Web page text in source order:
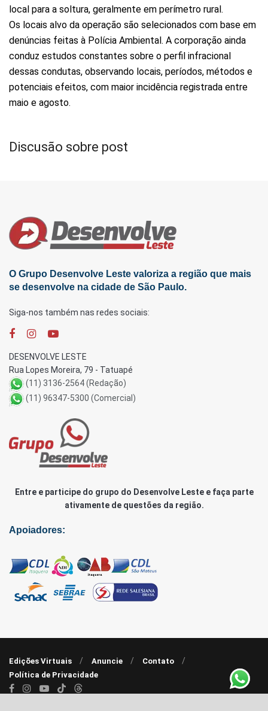
local para a soltura, geralmente em perímetro rural.
Os locais alvo da operação são selecionados com base em
denúncias feitas à Polícia Ambiental. A corporação ainda
conduz estudos constantes sobre o perfil infracional
dessas condutas, observando locais, períodos, métodos e
potenciais efeitos, com maior incidência registrada entre
maio e agosto.
Discusão sobre post
O Grupo Desenvolve Leste valoriza a região que mais
se desenvolve na cidade de São Paulo.
Siga-nos também nas redes sociais:
DESENVOLVE LESTE
Rua Lopes Moreira, 79 - Tatuapé
(11) 3136-2564 (Redação)
(11) 96347-5300 (Comercial)
Entre e participe do grupo do Desenvolve Leste e faça parte
ativamente de questões da região.
Apoiadores:
Edições Virtuais Anuncie
Contato
Política de Privacidade